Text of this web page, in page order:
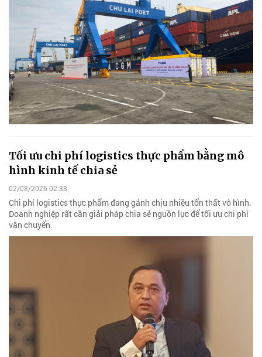
Tối ưu chi phí logistics thực phẩm bằng mô
hình kinh tế chia sẻ
02/08/2026 02:38
Chi phí logistics thực phẩm đang gánh chịu nhiều tổn thất vô hình.
Doanh nghiệp rất cần giải pháp chia sẻ nguồn lực để tối ưu chi phí
vận chuyển.